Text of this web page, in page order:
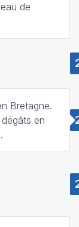
de
Bretagne.
en